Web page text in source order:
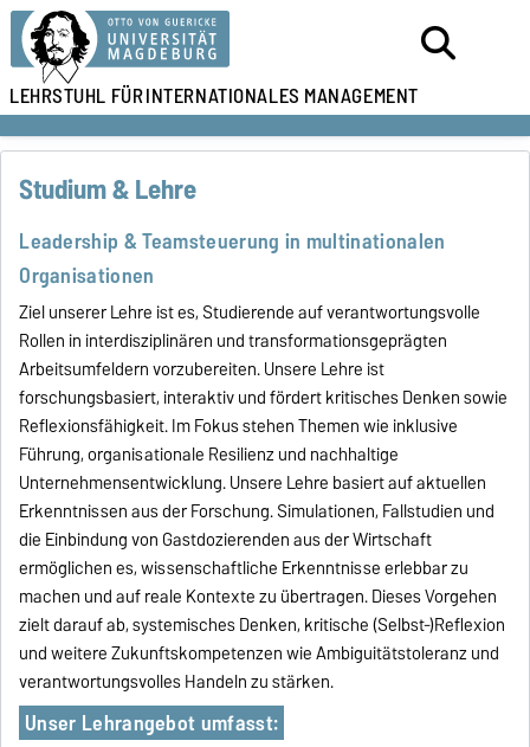
LEHRSTUHL FÜRINTERNATIONALES MANAGEMENT
Studium & Lehre
Leadership & Teamsteuerung in multinationalen
Organisationen
Ziel unserer Lehre ist es, Studierende auf verantwortungsvolle
Rollen in interdisziplinären und transformationsgeprägten
Arbeitsumfeldern vorzubereiten. Unsere Lehre ist
forschungsbasiert, interaktiv und fördert kritisches Denken sowie
Reflexionsfähigkeit. Im Fokus stehen Themen wie inklusive
Führung, organisationale Resilienz und nachhaltige
Unternehmensentwicklung. Unsere Lehre basiert auf aktuellen
Erkenntnissen aus der Forschung. Simulationen, Fallstudien und
die Einbindung von Gastdozierenden aus der Wirtschaft
ermöglichen es, wissenschaftliche Erkenntnisse erlebbar zu
machen und auf reale Kontexte zu übertragen. Dieses Vorgehen
zielt darauf ab, systemisches Denken, kritische (Selbst-)Reflexion
und weitere Zukunftskompetenzen wie Ambiguitätstoleranz und
verantwortungsvolles Handeln zu stärken.
Unser Lehrangebot umfasst: